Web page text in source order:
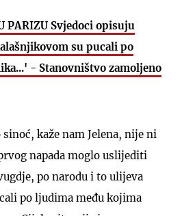
PARIZU Svjedoci opisuju
su pucali po
- Stanovništvo zamoljeno
kaže nam Jelena, nije ni
napada moglo uslijediti
po narodu i to ulijeva
po ljudima među kojima